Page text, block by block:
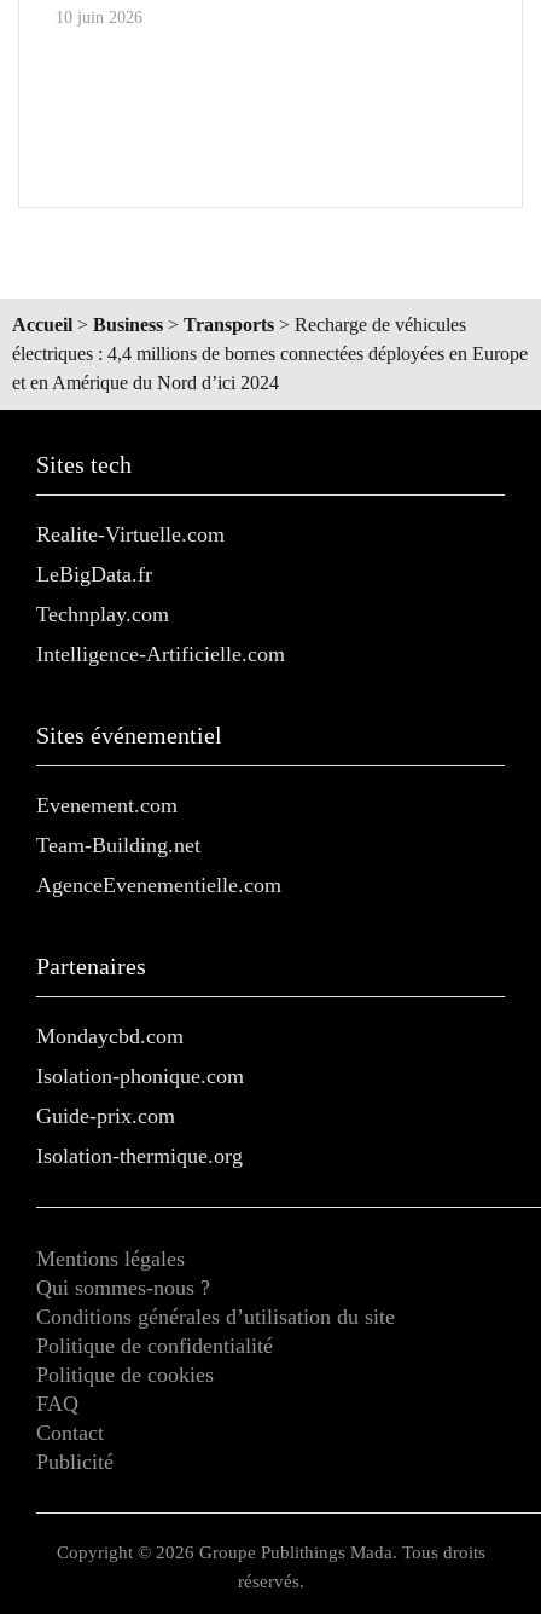
10 juin 2026
Accueil > Business > Transports > Recharge de véhicules
électriques : 4,4 millions de bornes connectées déployées en Europe
et en Amérique du Nord d’ici 2024
Sites tech
Realite-Virtuelle.com
LeBigData.fr
Technplay.com
Intelligence-Artificielle.com
Sites événementiel
Evenement.com
Team-Building.net
AgenceEvenementielle.com
Partenaires
Mondaycbd.com
Isolation-phonique.com
Guide-prix.com
Isolation-thermique.org
Mentions légales
Qui sommes-nous ?
Conditions générales d’utilisation du site
Politique de confidentialité
Politique de cookies
FAQ
Contact
Publicité
Copyright © 2026 Groupe Publithings Mada. Tous droits
réservés.